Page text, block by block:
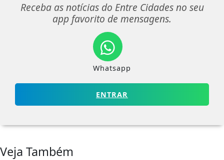
Receba as notícias do Entre Cidades no seu
app favorito de mensagens.
Whatsapp
ENTRAR
Veja Também